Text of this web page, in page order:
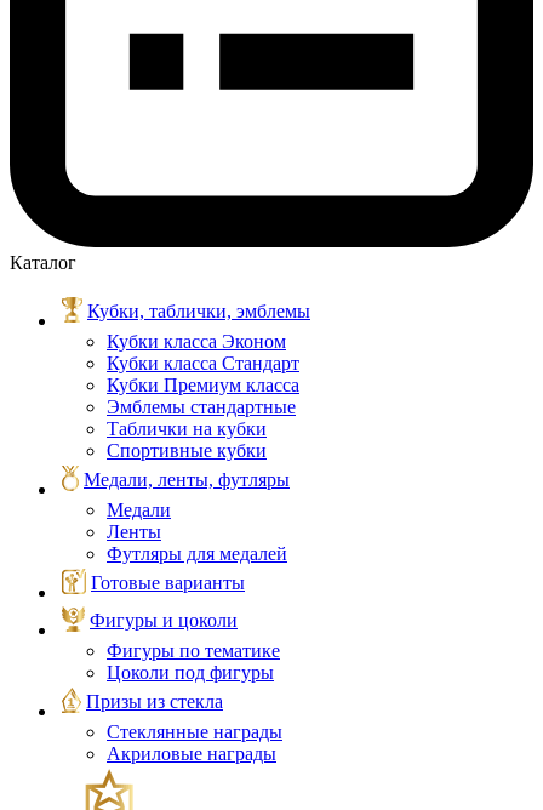
Каталог
Кубки, таблички, эмблемы
Кубки класса Эконом
Кубки класса Стандарт
Кубки Премиум класса
Эмблемы стандартные
Таблички на кубки
Спортивные кубки
Медали, ленты, футляры
Медали
Ленты
Футляры для медалей
Готовые варианты
Фигуры и цоколи
Фигуры по тематике
Цоколи под фигуры
Призы из стекла
Стеклянные награды
Акриловые награды